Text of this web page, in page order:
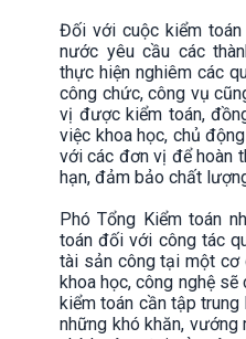
Đối với cuộc kiểm toán
nước yêu cầu các
thực hiện nghiêm các
công chức, công vụ
vị được kiểm toán,
việc khoa học, chủ
với các đơn vị để hoàn
hạn, đảm bảo chất
Phó Tổng Kiểm toán
toán đối với công tác
tài sản công tại một cơ
khoa học, công nghệ
kiểm toán cần tập
những khó khăn,